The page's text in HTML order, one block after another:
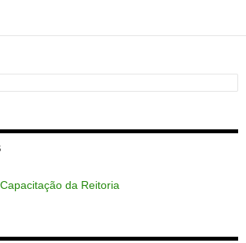
da Reitoria